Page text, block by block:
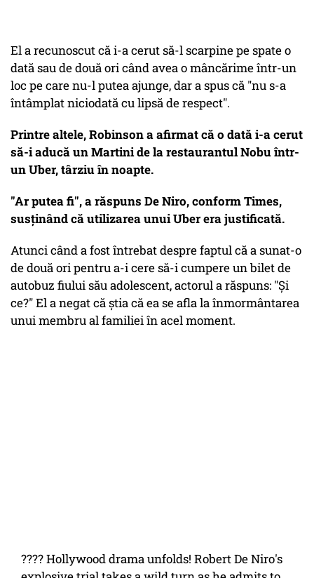
El a recunoscut că i-a cerut să-l scarpine pe spate o
dată sau de două ori când avea o mâncărime într-un
loc pe care nu-l putea ajunge, dar a spus că "nu s-a
întâmplat niciodată cu lipsă de respect".
Printre altele, Robinson a afirmat că o dată i-a cerut
să-i aducă un Martini de la restaurantul Nobu într-
un Uber, târziu în noapte.
"Ar putea fi", a răspuns De Niro, conform Times,
susținând că utilizarea unui Uber era justificată.
Atunci când a fost întrebat despre faptul că a sunat-o
de două ori pentru a-i cere să-i cumpere un bilet de
autobuz fiului său adolescent, actorul a răspuns: "Și
ce?" El a negat că știa că ea se afla la înmormântarea
unui membru al familiei în acel moment.
???? Hollywood drama unfolds! Robert De Niro's